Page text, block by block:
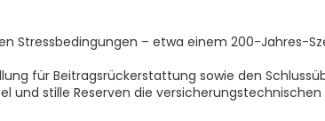
Stressbedingungen – etwa einem 200-Jahres-
für Beitragsrückerstattung sowie den
stille Reserven die